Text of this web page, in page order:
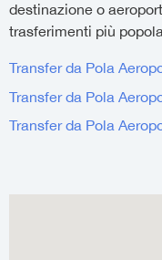
destinazione o
trasferimenti più
Transfer da Pola
Transfer da Pola
Transfer da Pola